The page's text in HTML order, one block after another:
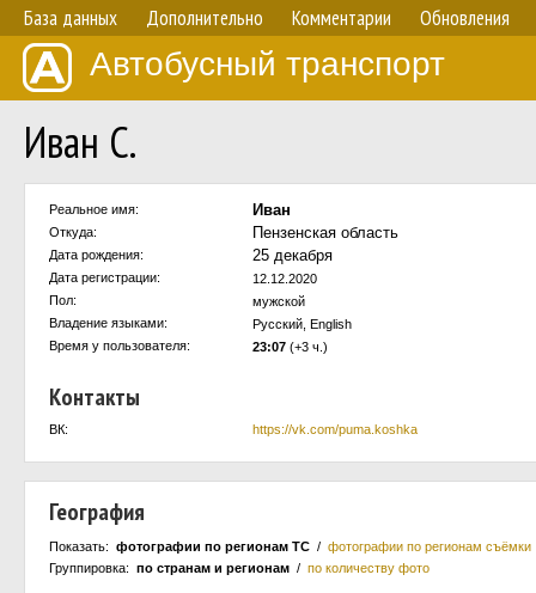
База данных Дополнительно Комментарии Обновления
Автобусный транспорт
Иван С.
Реальное имя: Иван
Откуда: Пензенская область
Дата рождения: 25 декабря
Дата регистрации:
12.12.2020
Пол:
мужской
Владение языками:
Русский, English
Время у пользователя:
23:07 (+3 ч.)
Контакты
ВК: https://vk.com/puma.koshka
География
Показать: фотографии по регионам ТС / фотографии по регионам съёмки
Группировка: по странам и регионам / по количеству фото